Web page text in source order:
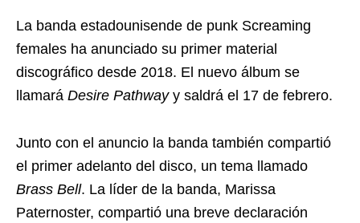
La banda estadounisende de punk Screaming
females ha anunciado su primer material
discográfico desde 2018. El nuevo álbum se
llamará Desire Pathwayy saldrá el 17 de febrero.
Junto con el anuncio la banda también compartió
el primer adelanto del disco, un tema llamado
Brass Bell. La líder de la banda, Marissa
Paternoster, compartió una breve declaración